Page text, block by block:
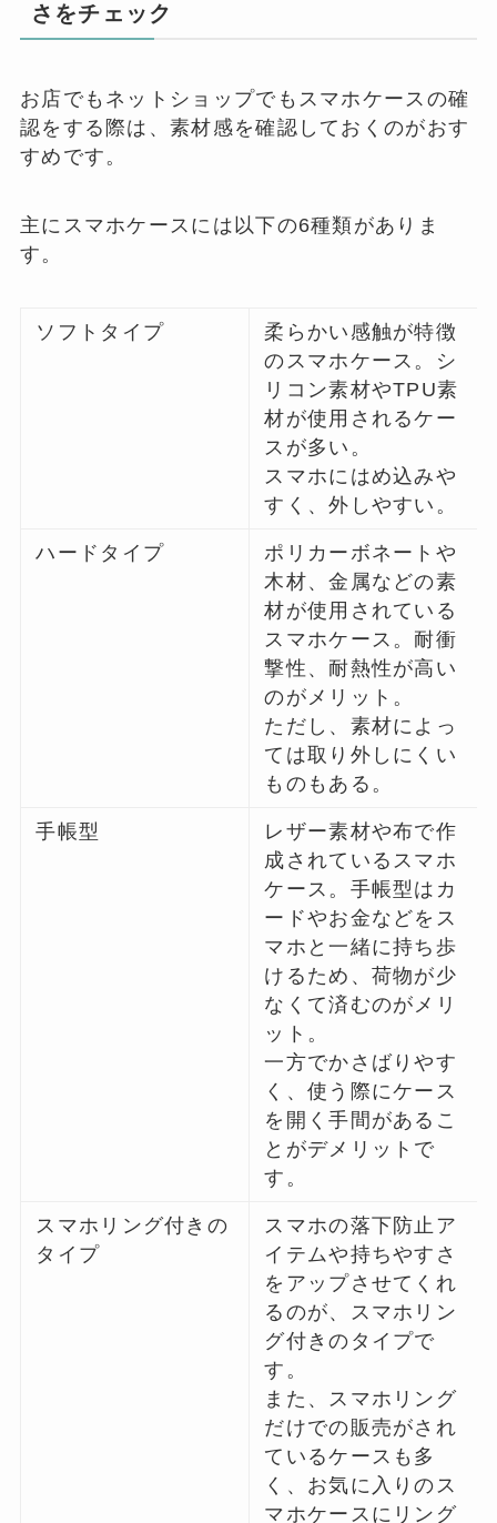
さをチェック
お店でもネットショップでもスマホケースの確
認をする際は、素材感を確認しておくのがおす
すめです。
主にスマホケースには以下の6種類がありま
す。
ソフトタイプ
柔らかい感触が特徴
のスマホケース。シ
リコン素材やTPU素
材が使用されるケー
スが多い。
スマホにはめ込みや
すく、外しやすい。
ハードタイプ
ポリカーボネートや
木材、金属などの素
材が使用されている
スマホケース。耐衝
撃性、耐熱性が高い
のがメリット。
ただし、素材によっ
ては取り外しにくい
ものもある。
手帳型
レザー素材や布で作
成されているスマホ
ケース。手帳型はカ
ードやお金などをス
マホと一緒に持ち歩
けるため、荷物が少
なくて済むのがメリ
ット。
一方でかさばりやす
く、使う際にケース
を開く手間があるこ
とがデメリットで
す。
スマホリング付きの
タイプ
スマホの落下防止ア
イテムや持ちやすさ
をアップさせてくれ
るのが、スマホリン
グ付きのタイプで
す。
また、スマホリング
だけでの販売がされ
ているケースも多
く、お気に入りのス
マホケースにリング